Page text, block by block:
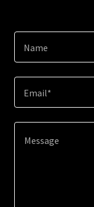
Name
Email*